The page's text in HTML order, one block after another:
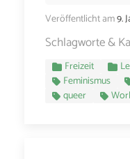
Veröffentlicht am9.
Schlagworte &
Freizeit
Feminismus
queer